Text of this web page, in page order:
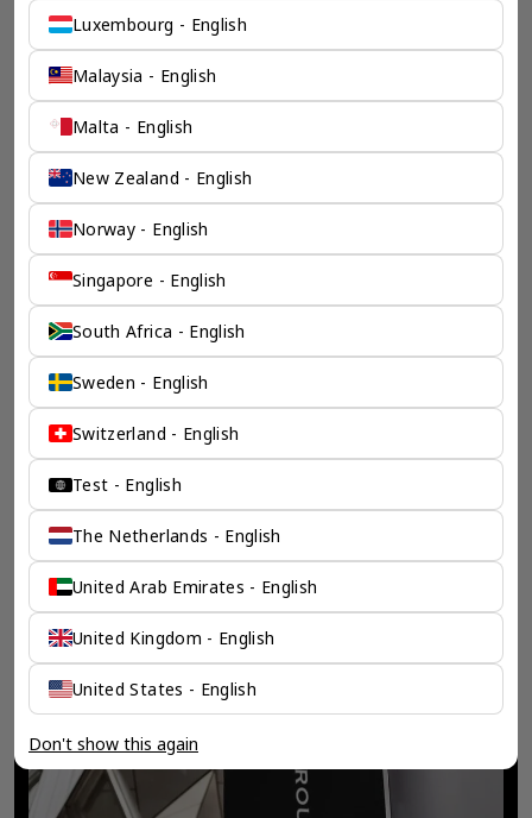
Luxembourg - English
Malaysia - English
Malta - English
New Zealand - English
Norway - English
Singapore - English
South Africa - English
Sweden - English
Switzerland - English
Test - English
The Netherlands - English
United Arab Emirates - English
United Kingdom - English
United States - English
Don't show this again